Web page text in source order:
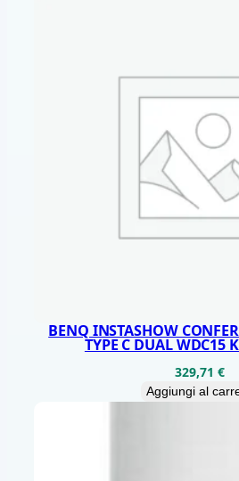
BENQ INSTASHOW
TYPE C DUAL WDC15
329,71 €
Aggiungi al